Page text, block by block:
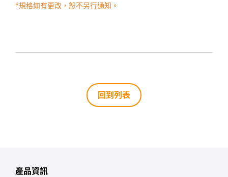
*規格如有更改，恕不另行通知。
回到列表
產品資訊